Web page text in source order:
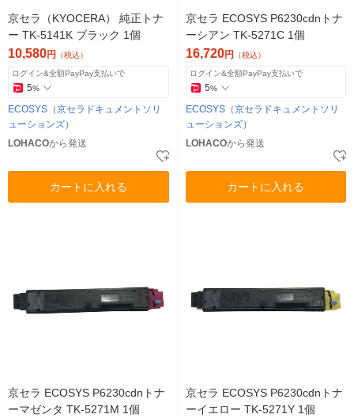
京セラ（KYOCERA） 純正トナ
ー TK-5141K ブラック 1個
10,580円 （税込）
ログイン&全額PayPay支払いで
5%
ECOSYS（京セラドキュメントソリ
ューションズ）
LOHACOから発送
カートに入れる
京セラ ECOSYS P6230cdnトナ
ーシアン TK-5271C 1個
16,720円 （税込）
ログイン&全額PayPay支払いで
5%
ECOSYS（京セラドキュメントソリ
ューションズ）
LOHACOから発送
カートに入れる
京セラ ECOSYS P6230cdnトナ
ーマゼンタ TK-5271M 1個
京セラ ECOSYS P6230cdnトナ
ーイエロー TK-5271Y 1個